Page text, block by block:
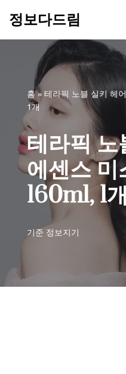
정보다드림
홈» 테라픽 노블 실키 헤
1개
테라픽 노
에센스
160ml, 1개
기준 정보지기